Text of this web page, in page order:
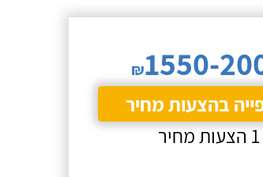
₪1550-
בהצעות מחיר
1 הצעות מחיר